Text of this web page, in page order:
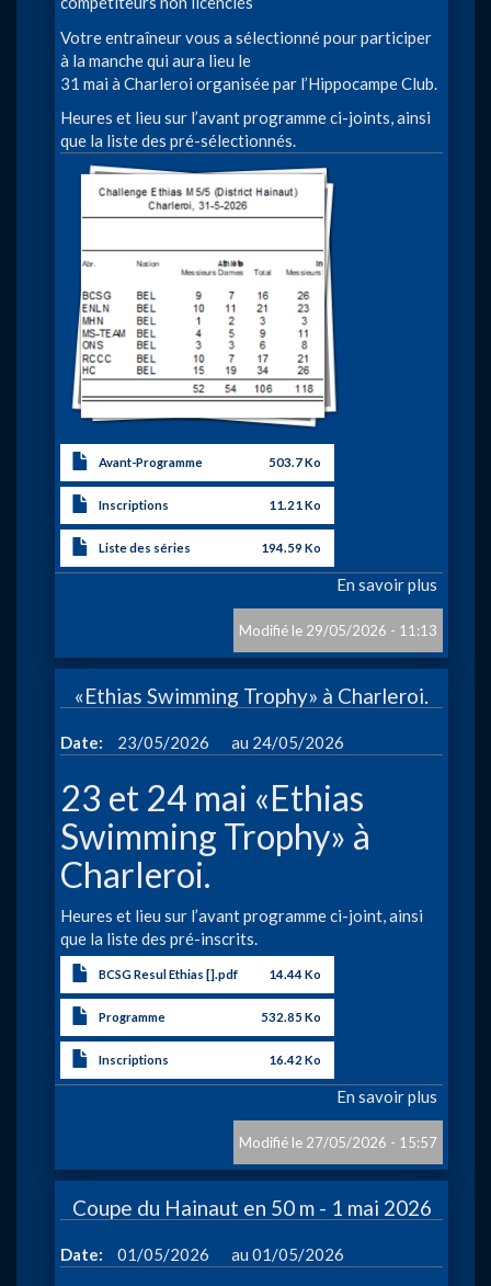
Votre entraîneur vous a sélectionné pour participer
à la manche qui aura lieu le
31 mai à Charleroi organisée par l’Hippocampe Club.
Heures et lieu sur l’avant programme ci-joints, ainsi
que la liste des pré-sélectionnés.
Image
Avant-Programme 503.7 Ko
Inscriptions 11.21 Ko
Liste des séries 194.59 Ko
En savoir plus
29/05/2026 - 11:13
«Ethias Swimming Trophy» à Charleroi.
Date 23/05/2026 à
24/05/2026
23 et 24 mai «Ethias
Swimming Trophy» à
Charleroi.
Heures et lieu sur l’avant programme ci-joint, ainsi
que la liste des pré-inscrits.
BCSG Resul Ethias [].pdf 14.44 Ko
Programme 532.85 Ko
Inscriptions 16.42 Ko
En savoir plus
«Ethias
27/05/2026 - 15:57
Coupe du Hainaut en 50 m - 1 mai 2026
Date 01/05/2026 à
01/05/2026